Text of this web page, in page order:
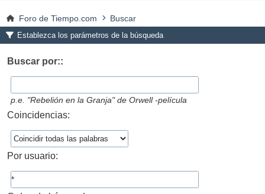
Foro de Tiempo.com Buscar
Establezca los parámetros de la búsqueda
Buscar por::
p.e. "Rebelión en la Granja" de Orwell -película
Coincidencias:
Por usuario: